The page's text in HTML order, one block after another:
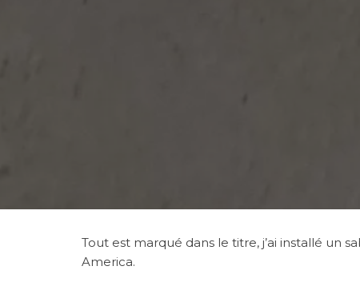
Tout est marqué dans le titre, j’ai installé un
America.